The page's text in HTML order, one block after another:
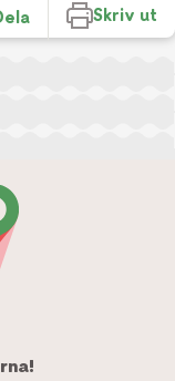
Skriv ut